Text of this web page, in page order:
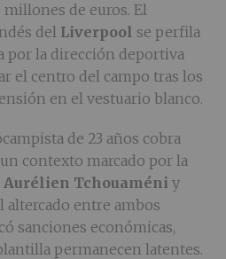
millones de euros. El
del Liverpool se perfila
por la dirección deportiva
el centro del campo tras los
en el vestuario blanco.
de 23 años cobra
contexto marcado por la
Aurélien Tchouaméni y
altercado entre ambos
sanciones económicas,
permanecen latentes.